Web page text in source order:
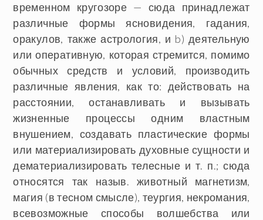
временном кругозоре — сюда принадлежат
различные формы ясновидения, гадания,
оракулов, также астрология, и b) деятельную
или оперативную, которая стремится, помимо
обычных средств и условий, производить
различные явления, как то: действовать на
расстоянии, останавливать и вызывать
жизненные процессы одним властным
внушением, создавать пластические формы
или материализировать духовные сущности и
дематериализировать телесные и т. п.; сюда
относятся так назыв. животный магнетизм,
магия (в тесном смысле), теургия, некромания,
всевозможные способы волшебства или